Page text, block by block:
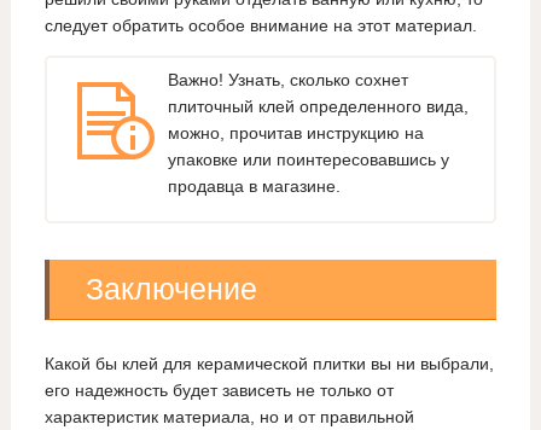
следует обратить особое внимание на этот материал.
Важно! Узнать, сколько сохнет
плиточный клей определенного вида,
можно, прочитав инструкцию на
упаковке или поинтересовавшись у
продавца в магазине.
Заключение
Какой бы клей для керамической плитки вы ни выбрали,
его надежность будет зависеть не только от
характеристик материала, но и от правильной